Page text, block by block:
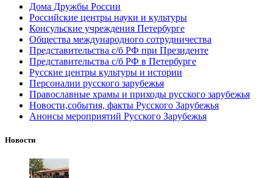
Дома Дружбы России
Российские центры науки и культуры
Консульские учреждения Петербурге
Общества международного сотрудничества
Представительства с/б РФ при Президенте
Представительства с/б РФ в Петербурге
Русские центры культуры и истории
Персоналии русского зарубежья
Православные храмы и приходы русского зарубежья
Новости,события, факты Русского Зарубежья
Анонсы мероприятий Русского Зарубежья
Новости